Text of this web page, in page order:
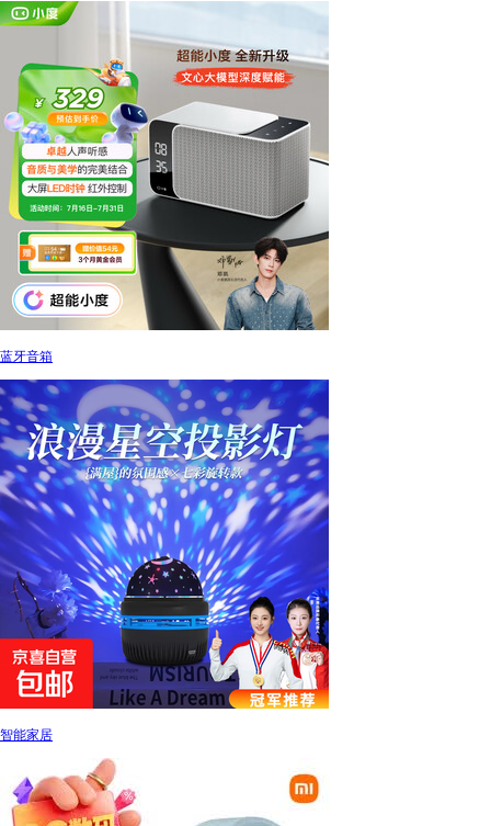
蓝牙音箱
智能家居